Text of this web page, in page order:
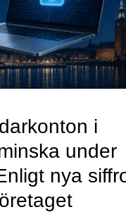
i
under
nya